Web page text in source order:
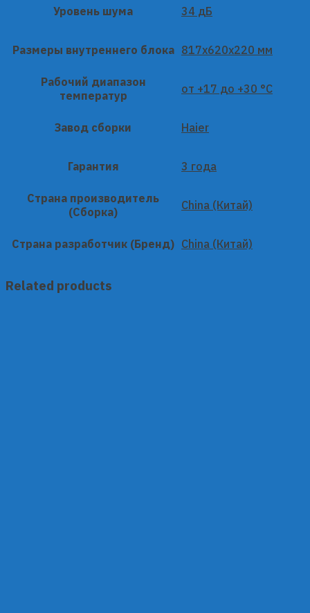
Уровень шума 34 дБ
Размеры внутреннего блока 817x620x220 мм
Рабочий диапазон
температур
от +17 до +30 °C
Завод сборки Haier
Гарантия 3 года
Страна производитель
(Сборка)
China (Китай)
Страна разработчик (Бренд) China (Китай)
Related products